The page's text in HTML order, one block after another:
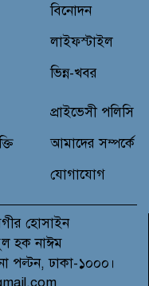
হেলথকেয়ারের
দ্রব্যমূল্যের লাগামহীন
মাগুরায় ১১দলীয়
বিনোদন
লাইফস্টাইল
ভিন্ন-খবর
প্রাইভেসী পলিসি
আমাদের সম্পর্কে
যোগাযোগ
হোসাইন
হক নাঈম
পল্টন, ঢাকা-১০০০।